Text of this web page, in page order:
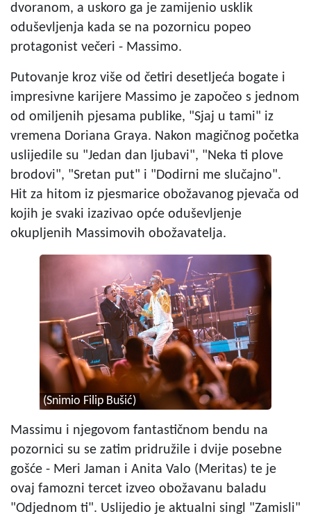
dvoranom, a uskoro ga je zamijenio usklik
oduševljenja kada se na pozornicu popeo
protagonist večeri - Massimo.
Putovanje kroz više od četiri desetljeća bogate i
impresivne karijere Massimo je započeo s jednom
od omiljenih pjesama publike, "Sjaj u tami" iz
vremena Doriana Graya. Nakon magičnog početka
uslijedile su "Jedan dan ljubavi", "Neka ti plove
brodovi", "Sretan put" i "Dodirni me slučajno".
Hit za hitom iz pjesmarice obožavanog pjevača od
kojih je svaki izazivao opće oduševljenje
okupljenih Massimovih obožavatelja.
(Snimio Filip Bušić)
Massimu i njegovom fantastičnom bendu na
pozornici su se zatim pridružile i dvije posebne
gošće - Meri Jaman i Anita Valo (Meritas) te je
ovaj famozni tercet izveo obožavanu baladu
"Odjednom ti". Uslijedio je aktualni singl "Zamisli"